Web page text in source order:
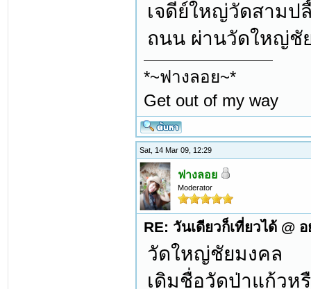
เจดีย์ใหญ่วัดสามป
ถนน ผ่านวัดใหญ่ชั
*~ฟางลอย~*
Get out of my way
Sat, 14 Mar 09, 12:29
ฟางลอย
Moderator
RE: วันเดียวก็เที่ยวได้ @
วัดใหญ่ชัยมงคล
เดิมชื่อวัดป่าแก้วห